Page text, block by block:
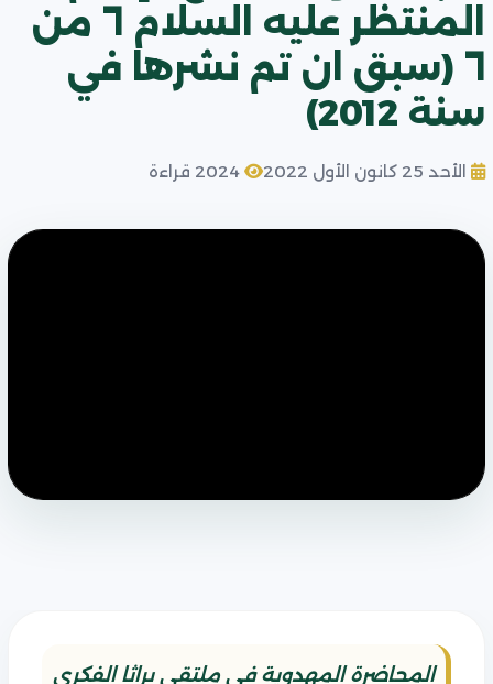
المنتظر عليه السلام ٦ من
٦ (سبق ان تم نشرها في
سنة 2012)
الأحد 25 كانون الأول 2022
المحاضرة المهدوية في ملتقى براثا الفكري